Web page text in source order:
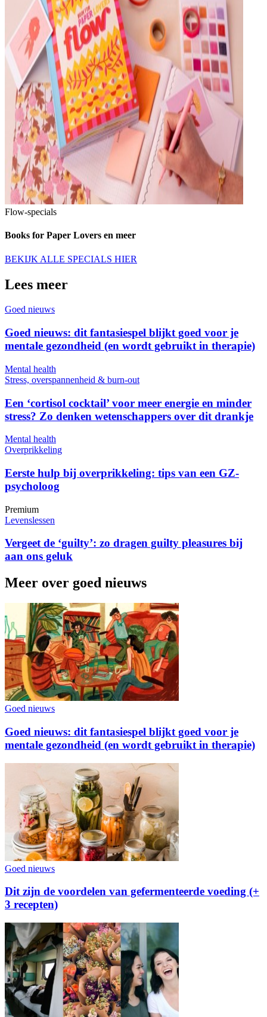
Flow-specials
Books for Paper Lovers en meer
BEKIJK ALLE SPECIALS HIER
Lees meer
Goed nieuws
Goed nieuws: dit fantasiespel blijkt goed voor je
mentale gezondheid (en wordt gebruikt in therapie)
Mental health
Stress, overspannenheid & burn-out
Een ‘cortisol cocktail’ voor meer energie en minder
stress? Zo denken wetenschappers over dit drankje
Mental health
Overprikkeling
Eerste hulp bij overprikkeling: tips van een GZ-
psycholoog
Premium
Levenslessen
Vergeet de ‘guilty’: zo dragen guilty pleasures bij
aan ons geluk
Meer over goed nieuws
Goed nieuws
Goed nieuws: dit fantasiespel blijkt goed voor je
mentale gezondheid (en wordt gebruikt in therapie)
Goed nieuws
Dit zijn de voordelen van gefermenteerde voeding (+
3 recepten)